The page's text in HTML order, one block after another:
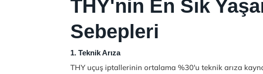
THY'nin En Sık
Sebepleri
1. Teknik Arıza
THY uçuş iptallerinin ortalama %30'u teknik arıza